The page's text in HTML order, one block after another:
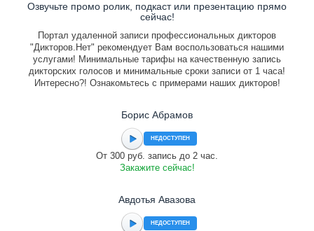
Озвучьте промо ролик, подкаст или презентацию прямо
сейчас!
Портал удаленной записи профессиональных дикторов
"Дикторов.Нет" рекомендует Вам воспользоваться нашими
услугами! Минимальные тарифы на качественную запись
дикторских голосов и минимальные сроки записи от 1 часа!
Интересно?! Ознакомьтесь с примерами наших дикторов!
Борис Абрамов
НЕДОСТУПЕН
От 300 руб. запись до 2 час.
Закажите сейчас!
Авдотья Авазова
НЕДОСТУПЕН